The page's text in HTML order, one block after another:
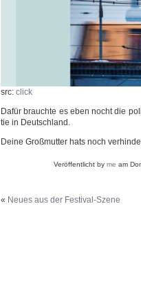
src: click
Dafür brauch­te es eben nocht die
tie in Deutschland.
Dei­ne Groß­mutter hats noch
Veröffentlicht by me am
« Neues aus der Festival-Szene